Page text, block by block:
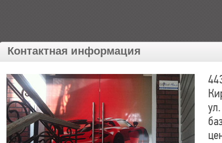
Контактная информация